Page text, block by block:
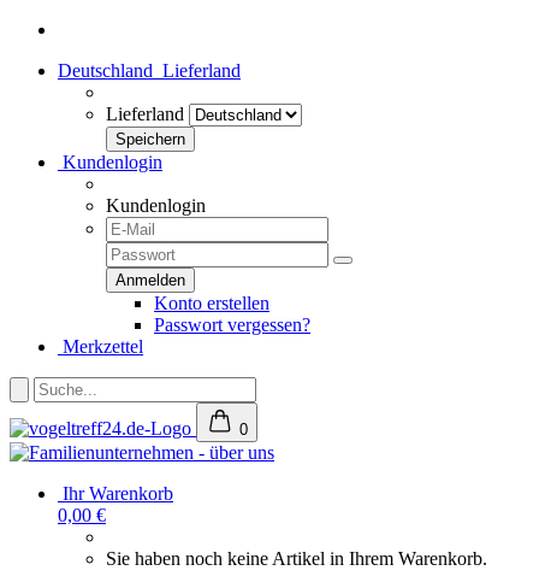
Deutschland Lieferland
Lieferland
Kundenlogin
Kundenlogin
Konto erstellen
Passwort vergessen?
Merkzettel
0
Ihr Warenkorb
0,00 €
Sie haben noch keine Artikel in Ihrem Warenkorb.